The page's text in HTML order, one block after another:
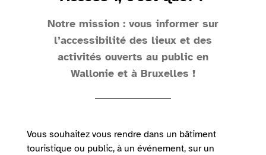
Notre mission : vous informer sur
l’accessibilité des lieux et des
activités ouverts au public en
Wallonie et à Bruxelles !
Vous souhaitez vous rendre dans un bâtiment
touristique ou public, à un événement, sur un